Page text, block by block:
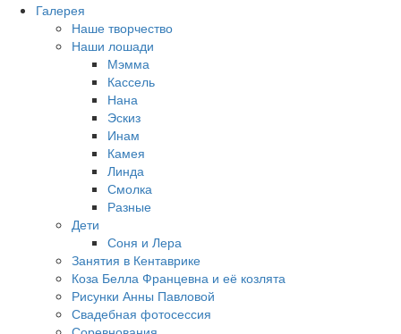
Галерея
Наше творчество
Наши лошади
Мэмма
Кассель
Нана
Эскиз
Инам
Камея
Линда
Смолка
Разные
Дети
Соня и Лера
Занятия в Кентаврике
Коза Белла Францевна и её козлята
Рисунки Анны Павловой
Свадебная фотосессия